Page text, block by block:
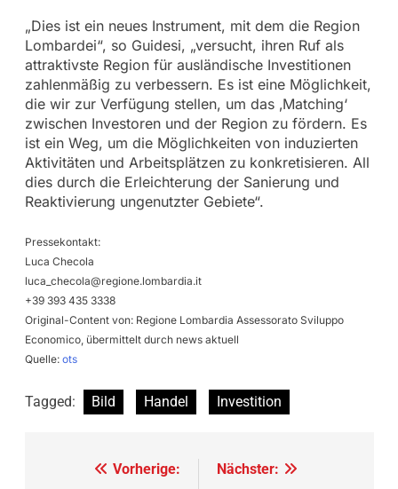
„Dies ist ein neues Instrument, mit dem die Region
Lombardei“, so Guidesi, „versucht, ihren Ruf als
attraktivste Region für ausländische Investitionen
zahlenmäßig zu verbessern. Es ist eine Möglichkeit,
die wir zur Verfügung stellen, um das ‚Matching‘
zwischen Investoren und der Region zu fördern. Es
ist ein Weg, um die Möglichkeiten von induzierten
Aktivitäten und Arbeitsplätzen zu konkretisieren. All
dies durch die Erleichterung der Sanierung und
Reaktivierung ungenutzter Gebiete“.
Pressekontakt:
Luca Checola
luca_checola@regione.lombardia.it
+39 393 435 3338
Original-Content von: Regione Lombardia Assessorato Sviluppo
Economico, übermittelt durch news aktuell
Quelle: ots
Tagged: Bild Handel Investition
Beitragsnavigation
Vorherige:
Nächster: